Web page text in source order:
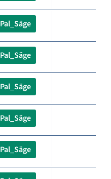
Pal_Säge
Pal_Säge
Pal_Säge
Pal_Säge
Pal_Säge